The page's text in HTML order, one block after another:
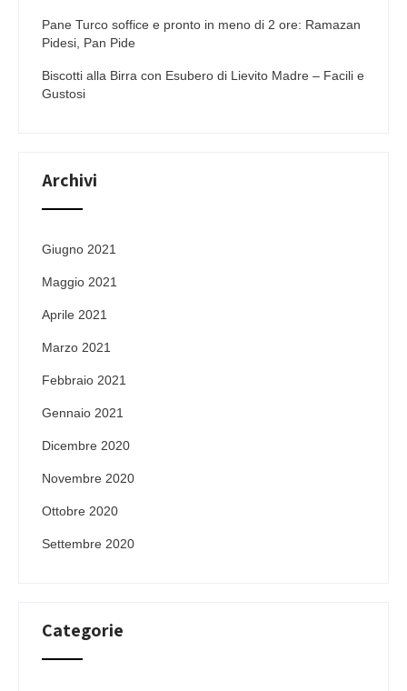
Pane Turco soffice e pronto in meno di 2 ore: Ramazan
Pidesi, Pan Pide
Biscotti alla Birra con Esubero di Lievito Madre – Facili e
Gustosi
Archivi
Giugno 2021
Maggio 2021
Aprile 2021
Marzo 2021
Febbraio 2021
Gennaio 2021
Dicembre 2020
Novembre 2020
Ottobre 2020
Settembre 2020
Categorie